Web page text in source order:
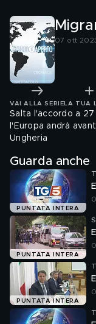
07 ott
VAI ALLA SERIE LA TUA
Salta l'accordo a
l'Europa andrà
Ungheria
Guarda anche
PUNTATA INTERA
PUNTATA INTERA
PUNTATA INTERA